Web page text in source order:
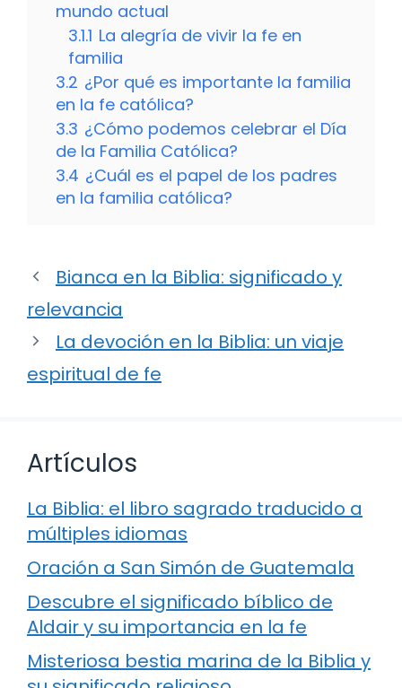
mundo actual
3.1.1 La alegría de vivir la fe en
familia
3.2 ¿Por qué es importante la familia
en la fe católica?
3.3 ¿Cómo podemos celebrar el Día
de la Familia Católica?
3.4 ¿Cuál es el papel de los padres
en la familia católica?
Bianca en la Biblia: significado y
relevancia
La devoción en la Biblia: un viaje
espiritual de fe
Artículos
La Biblia: el libro sagrado traducido a
múltiples idiomas
Oración a San Simón de Guatemala
Descubre el significado bíblico de
Aldair y su importancia en la fe
Misteriosa bestia marina de la Biblia y